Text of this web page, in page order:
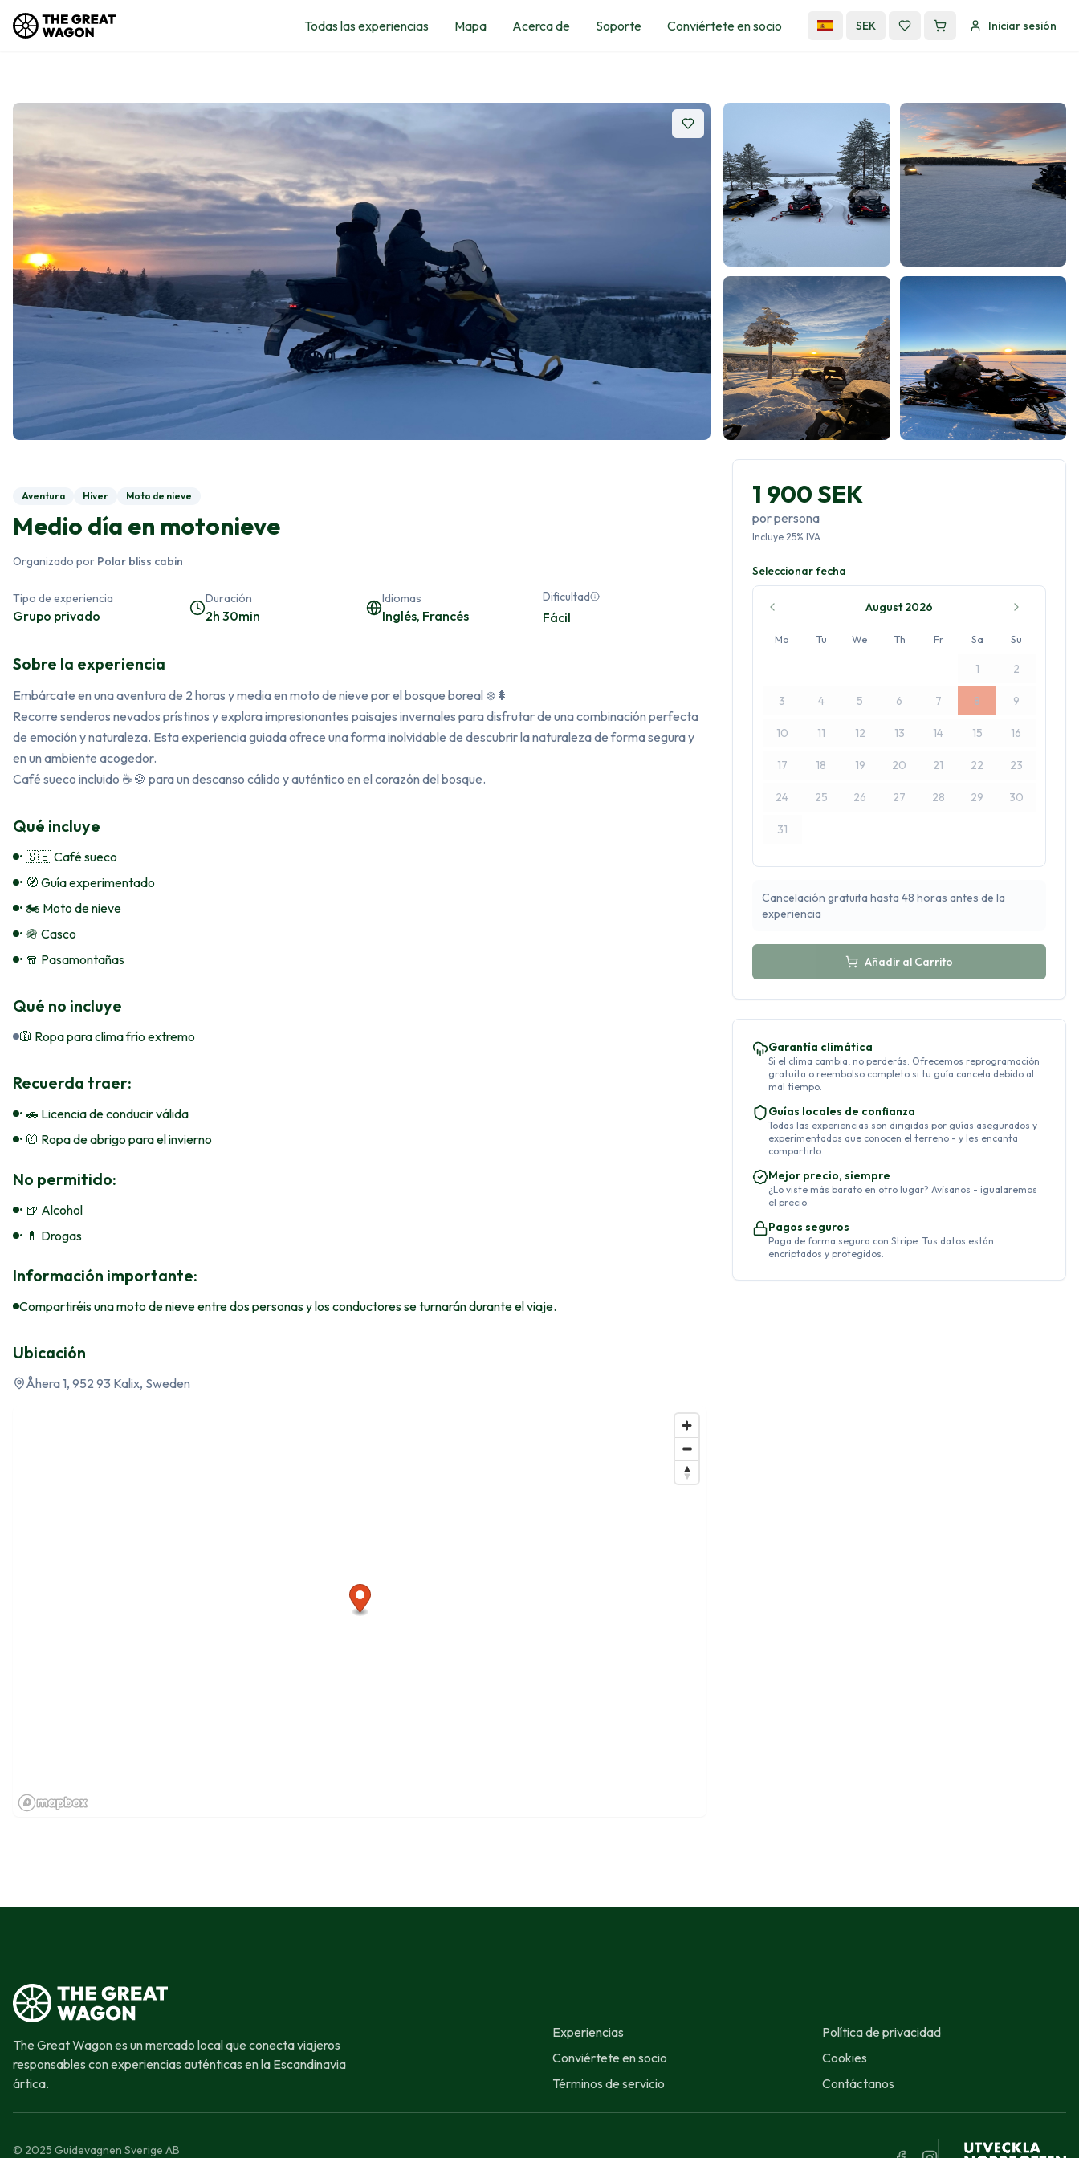
Todas las experiencias Mapa Acerca de Soporte Conviértete en socio SEK Iniciar sesión
Aventura Hiver Moto de nieve
Medio día en motonieve
Organizado por Polar bliss cabin
Tipo de experiencia
Grupo privado
Duración
2h 30min
Idiomas
Inglés, Francés
Dificultad
Fácil
Sobre la experiencia
Embárcate en una aventura de 2 horas y media en moto de nieve por el bosque boreal ❄️🌲
Recorre senderos nevados prístinos y explora impresionantes paisajes invernales para disfrutar de una combinación perfecta
de emoción y naturaleza. Esta experiencia guiada ofrece una forma inolvidable de descubrir la naturaleza de forma segura y
en un ambiente acogedor.
Café sueco incluido ☕🍪 para un descanso cálido y auténtico en el corazón del bosque.
Qué incluye
• 🇸🇪 Café sueco
• 🧭 Guía experimentado
• 🏍️ Moto de nieve
• 🪖 Casco
• 🧣 Pasamontañas
Qué no incluye
🧥 Ropa para clima frío extremo
Recuerda traer:
• 🚗 Licencia de conducir válida
• 🧥 Ropa de abrigo para el invierno
No permitido:
• 🍺 Alcohol
• 💊 Drogas
Información importante:
Compartiréis una moto de nieve entre dos personas y los conductores se turnarán durante el viaje.
Ubicación
Åhera 1, 952 93 Kalix, Sweden
1 900 SEK
por persona
Incluye 25% IVA
Seleccionar fecha
August 2026
Mo Tu We Th Fr Sa Su
1 2
3 4 5 6 7 8 9
10 11 12 13 14 15 16
17 18 19 20 21 22 23
24 25 26 27 28 29 30
31
Cancelación gratuita hasta 48 horas antes de la
experiencia
Añadir al Carrito
Garantía climática
Si el clima cambia, no perderás. Ofrecemos reprogramación
gratuita o reembolso completo si tu guía cancela debido al
mal tiempo.
Guías locales de confianza
Todas las experiencias son dirigidas por guías asegurados y
experimentados que conocen el terreno - y les encanta
compartirlo.
Mejor precio, siempre
¿Lo viste más barato en otro lugar? Avísanos - igualaremos
el precio.
Pagos seguros
Paga de forma segura con Stripe. Tus datos están
encriptados y protegidos.
The Great Wagon es un mercado local que conecta viajeros
responsables con experiencias auténticas en la Escandinavia
ártica.
Experiencias
Conviértete en socio
Términos de servicio
Política de privacidad
Cookies
Contáctanos
© 2025 Guidevagnen Sverige AB